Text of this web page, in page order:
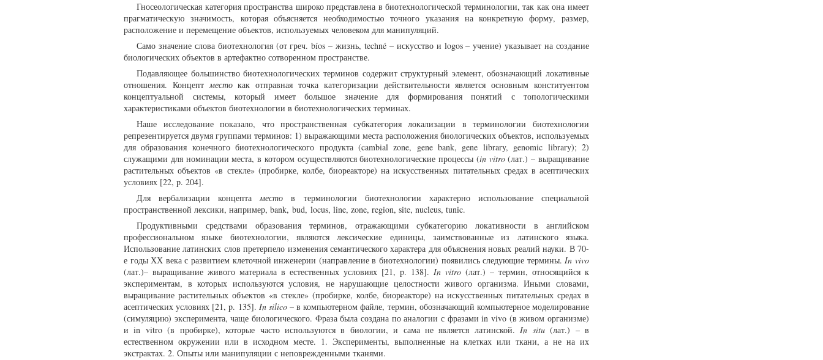
Гносеологическая категория пространства широко представлена в биотехнологической терминологии, так как она имеет
прагматическую значимость, которая объясняется необходимостью точного указания на конкретную форму, размер,
расположение и перемещение объектов, используемых человеком для манипуляций.
Само значение слова биотехнология (от греч. bíos – жизнь, techné – искусство и logos – учение) указывает на создание
биологических объектов в артефактно сотворенном пространстве.
Подавляющее большинство биотехнологических терминов содержит структурный элемент, обозначающий локативные
отношения. Концептместокак отправная точка категоризации действительности является основным конституентом
концептуальной системы, который имеет большое значение для формирования понятий с топологическими
характеристиками объектов биотехнологии в биотехнологических терминах.
Наше исследование показало, что пространственная субкатегория локализации в терминологии биотехнологии
репрезентируется двумя группами терминов: 1) выражающими места расположения биологических объектов, используемых
для образования конечного биотехнологического продукта (cambial zone, gene bank, gene library, genomic library); 2)
служащими для номинации места, в котором осуществляются биотехнологические процессы (in vitro(лат.) – выращивание
растительных объектов «в стекле» (пробирке, колбе, биореакторе) на искусственных питательных средах в асептических
условиях [22, p. 204].
Для вербализации концепта место в терминологии биотехнологии характерно использование специальной
пространственной лексики, например, bank, bud, locus, line, zone, region, site, nucleus, tunic.
Продуктивными средствами образования терминов, отражающими субкатегорию локативности в английском
профессиональном языке биотехнологии, являются лексические единицы, заимствованные из латинского языка.
Использование латинских слов претерпело изменения семантического характера для объяснения новых реалий науки. В 70-
е годы ХХ века с развитием клеточной инженерии (направление в биотехнологии) появились следующие термины.In vivo
(лат.)– выращивание живого материала в естественных условиях [21, p. 138]. In vitro (лат.) – термин, относящийся к
экспериментам, в которых используются условия, не нарушающие целостности живого организма. Иными словами,
выращивание растительных объектов «в стекле» (пробирке, колбе, биореакторе) на искусственных питательных средах в
асептических условиях [21, p. 135]. In silico– в компьютерном файле, термин, обозначающий компьютерное моделирование
(симуляцию) эксперимента, чаще биологического. Фраза была создана по аналогии с фразами in vivo (в живом организме)
и in vitro (в пробирке), которые часто используются в биологии, и сама не является латинской.In situ(лат.) – в
естественном окружении или в исходном месте. 1. Эксперименты, выполненные на клетках или ткани, а не на их
экстрактах. 2. Опыты или манипуляции с неповрежденными тканями.